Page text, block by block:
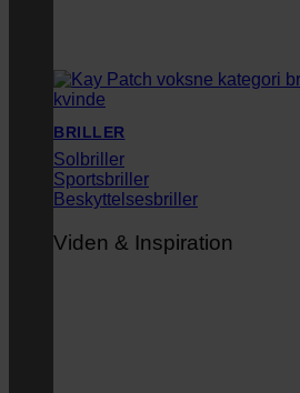
BRILLER
Solbriller
Sportsbriller
Beskyttelsesbriller
Viden & Inspiration